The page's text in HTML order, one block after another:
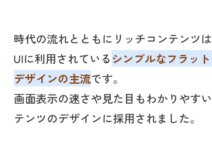
時代の流れとともにリッチコンテンツ
UIに利用されている シンプルなフラッ
デザインの主流です。
画面表示の速さや見た目もわかりやす
テンツのデザインに採用されました。